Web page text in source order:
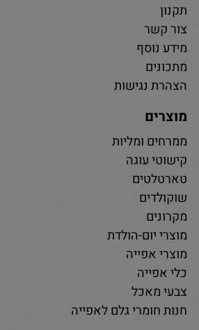
תקנון
צור קשר
מידע נוסף
מתכונים
הצהרת נגישות
מוצרים
ממרחים ומליות
קישוטי עוגה
טארטלטים
שוקולדים
מקרונים
מוצרי יום-הולדת
מוצרי אפייה
כלי אפייה
צבעי מאכל
חנות חומרי גלם לאפייה